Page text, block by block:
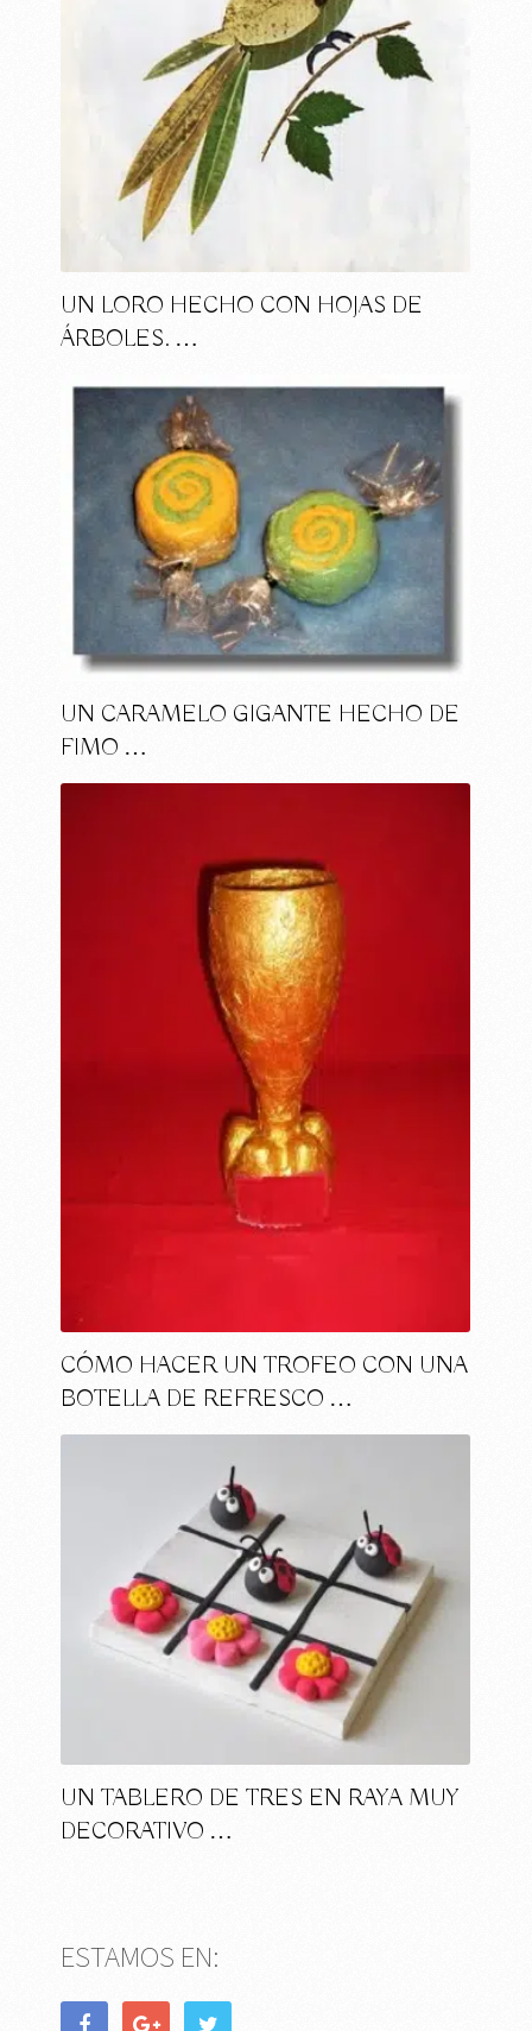
UN LORO HECHO CON HOJAS DE
ÁRBOLES. …
UN CARAMELO GIGANTE HECHO DE
FIMO …
CÓMO HACER UN TROFEO CON UNA
BOTELLA DE REFRESCO …
UN TABLERO DE TRES EN RAYA MUY
DECORATIVO …
ESTAMOS EN: